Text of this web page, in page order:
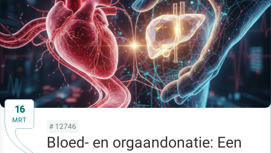
16
MRT
# 12746
Bloed- en orgaandonatie: Een